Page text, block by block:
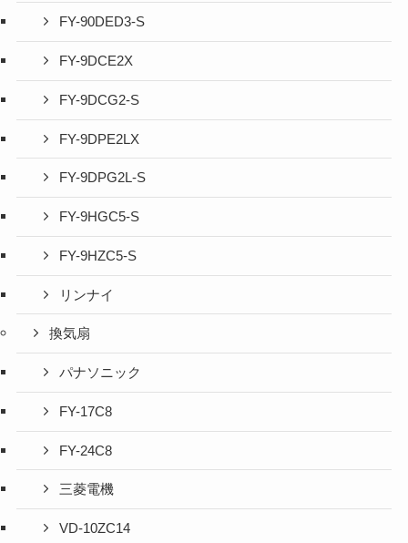
FY-90DED3-S
FY-9DCE2X
FY-9DCG2-S
FY-9DPE2LX
FY-9DPG2L-S
FY-9HGC5-S
FY-9HZC5-S
リンナイ
換気扇
パナソニック
FY-17C8
FY-24C8
三菱電機
VD-10ZC14